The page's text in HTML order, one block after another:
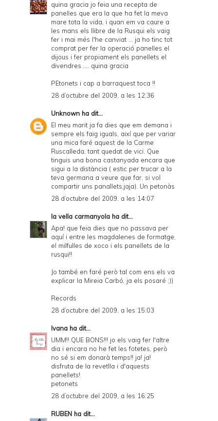
quina gracia jo feia una recepta de
panelles que era la que ha fet la meva
mare tota la vida, i quan em va caure a
les mans els llibre de la Rusqui els vaig
fer i mai més l'he canviat ... ja ho tinc tot
comprat per fer la operació panelles el
dijous i fer propiament els panellets el
divendres .... quina gracia
PEtonets i cap a barraquest toca !!
28 d’octubre del 2009, a les 12:36
Unknown ha dit...
El meu marit ja fa dies que em demana i
sempre els faig iguals, així que per variar
una mica faré aquest de la Carme
Ruscalleda, tant quedat de vici. Que
tinguis una bona castanyada encara que
sigui a la distància ( estic per trucar a la
teva germana a veure que far, si vol
compartir uns panallets,jaja). Un petonàs
28 d’octubre del 2009, a les 14:07
la vella carmanyola ha dit...
Apa! que feia dies que no passava per
aquí i entre les magdalenes de formatge,
el milfulles de xoco i els panellets de la
rusqui!!
Jo també en faré però tal com ens els va
explicar la Mireia Carbó, ja els posaré ;))
Records
28 d’octubre del 2009, a les 15:03
Ivana ha dit...
UMM!! QUE BONS!!! jo els vaig fer l'altre
dia i encara no he fet les fotetes, però
no sé si em donarà temps!! ja! ja!
disfruta de la revetlla i d'aquests
panellets!
petonets
28 d’octubre del 2009, a les 16:25
RUBEN ha dit...